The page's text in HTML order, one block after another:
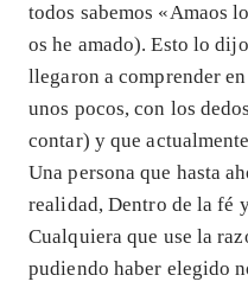
todos sabemos «Amaos
os he amado). Esto lo
llegaron a comprender
unos pocos, con los
contar) y que
Una persona que hasta
realidad, Dentro de la fé
Cualquiera que use la
pudiendo haber elegido